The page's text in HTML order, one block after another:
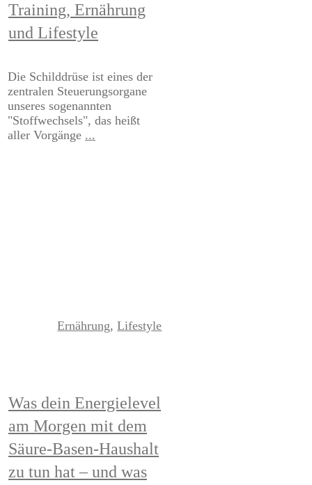
Training, Ernährung
und Lifestyle
​Die Schilddrüse ist eines der
zentralen Steuerungsorgane
unseres sogenannten
"Stoffwechsels", das heißt
aller Vorgänge ...
Ernährung,Lifestyle
Was dein Energielevel
am Morgen mit dem
Säure-Basen-Haushalt
zu tun hat – und was